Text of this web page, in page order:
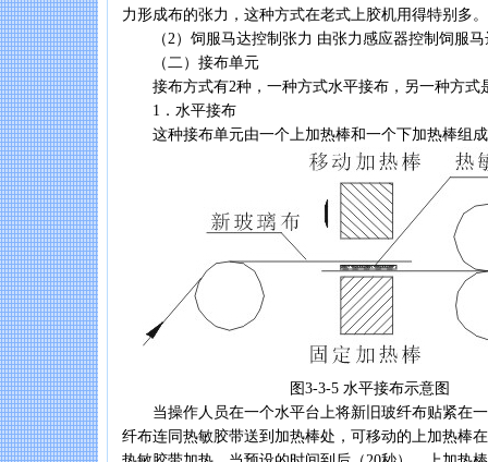
力形成布的张力，这种方式在老式上胶机用得特别多。
（2）饲服马达控制张力 由张力感应器控制饲服马
（二）接布单元
接布方式有2种，一种方式水平接布，另一种方式
1．水平接布
这种接布单元由一个上加热棒和一个下加热棒组成
图3-3-5 水平接布示意图
当操作人员在一个水平台上将新旧玻纤布贴紧在一
纤布连同热敏胶带送到加热棒处，可移动的上加热棒